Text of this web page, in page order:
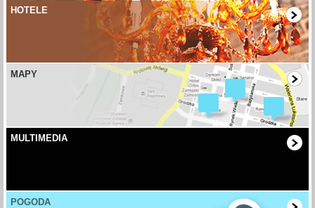
HOTELE
MAPY
MULTIMEDIA
POGODA